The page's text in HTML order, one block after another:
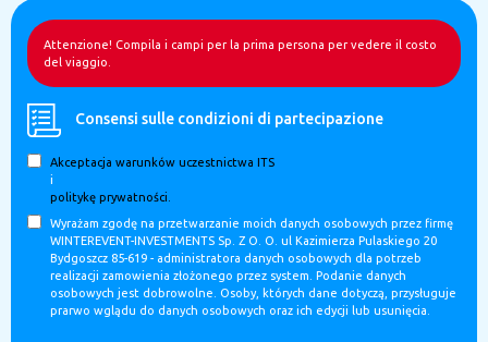
Attenzione! Compila i campi per la prima persona per vedere il costo
del viaggio.
Consensi sulle condizioni di partecipazione
Akceptacja warunków uczestnictwa ITS
i
politykę prywatności.
Wyrażam zgodę na przetwarzanie moich danych osobowych przez firmę
WINTEREVENT-INVESTMENTS Sp. Z O. O. ul Kazimierza Pulaskiego 20
Bydgoszcz 85-619 - administratora danych osobowych dla potrzeb
realizacji zamowienia złożonego przez system. Podanie danych
osobowych jest dobrowolne. Osoby, których dane dotyczą, przysługuje
prarwo wglądu do danych osobowych oraz ich edycji lub usunięcia.